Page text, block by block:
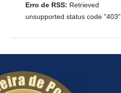
Erro de RSS: Retrieved
unsupported status code "403"